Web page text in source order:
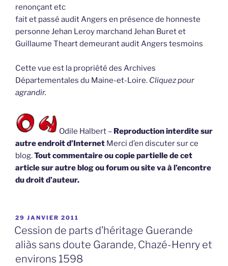
renonçant etc
fait et passé audit Angers en présence de honneste
personne Jehan Leroy marchand Jehan Buret et
Guillaume Theart demeurant audit Angers tesmoins
Cette vue est la propriété des Archives
Départementales du Maine-et-Loire. Cliquez pour
agrandir.
Odile Halbert – Reproduction interdite sur
autre endroit d’Internet Merci d’en discuter sur ce
blog.Tout commentaire ou copie partielle de cet
article sur autre blog ou forum ou site va à l’encontre
du droit d’auteur.
PUBLIÉ
LE
29 JANVIER 2011
Cession de parts d’héritage Guerande
aliàs sans doute Garande, Chazé-Henry et
environs 1598